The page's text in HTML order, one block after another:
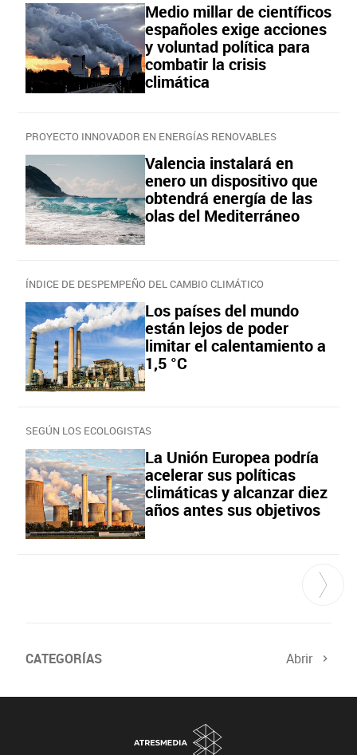
Medio millar de científicos
españoles exige acciones
y voluntad política para
combatir la crisis
climática
PROYECTO INNOVADOR EN ENERGÍAS RENOVABLES
Valencia instalará en
enero un dispositivo que
obtendrá energía de las
olas del Mediterráneo
ÍNDICE DE DESPEMPEÑO DEL CAMBIO CLIMÁTICO
Los países del mundo
están lejos de poder
limitar el calentamiento a
1,5 °C
SEGÚN LOS ECOLOGISTAS
La Unión Europea podría
acelerar sus políticas
climáticas y alcanzar diez
años antes sus objetivos
CATEGORÍAS Abrir